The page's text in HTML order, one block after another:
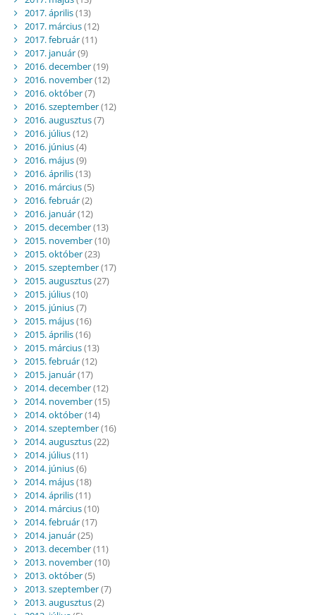
2017. április(13)
2017. március(12)
2017. február(11)
2017. január(9)
2016. december(19)
2016. november(12)
2016. október(7)
2016. szeptember(12)
2016. augusztus(7)
2016. július(12)
2016. június(4)
2016. május(9)
2016. április(13)
2016. március(5)
2016. február(2)
2016. január(12)
2015. december(13)
2015. november(10)
2015. október(23)
2015. szeptember(17)
2015. augusztus(27)
2015. július(10)
2015. június(7)
2015. május(16)
2015. április(16)
2015. március(13)
2015. február(12)
2015. január(17)
2014. december(12)
2014. november(15)
2014. október(14)
2014. szeptember(16)
2014. augusztus(22)
2014. július(11)
2014. június(6)
2014. május(18)
2014. április(11)
2014. március(10)
2014. február(17)
2014. január(25)
2013. december(11)
2013. november(10)
2013. október(5)
2013. szeptember(7)
2013. augusztus(2)